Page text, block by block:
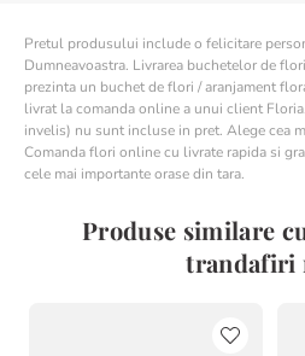
Pretul produsului include o felicitare
Dumneavoastra. Livrarea buchetelor de
prezinta un buchet de flori / aranjament
livrat la comanda online a unui client
invelis) nu sunt incluse in pret. Alege cea
Comanda flori online cu livrate rapida si
cele mai importante orase din tara.
Produse similare
trandafiri